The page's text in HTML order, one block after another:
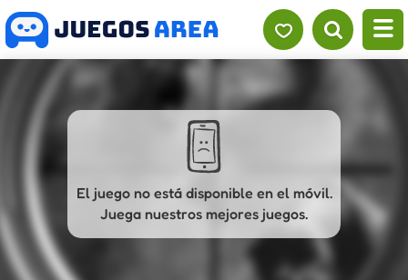
El juego no está disponible en el móvil.
Juega nuestros mejores juegos.